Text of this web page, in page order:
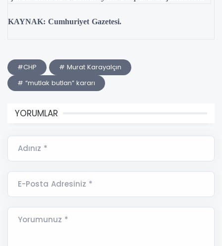
KAYNAK: Cumhuriyet Gazetesi.
#CHP
# Murat Karayalçın
# “mutlak butlan” kararı
YORUMLAR
Adınız *
E-Posta Adresiniz *
Yorumunuz *